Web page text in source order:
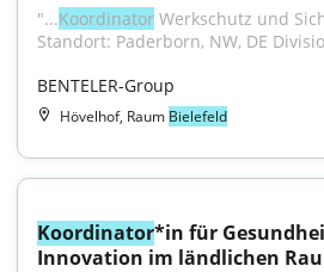
"...Koordinator Werkschutz und
Standort: Paderborn, NW, DE
BENTELER-Group
Hövelhof, Raum Bielefeld
Koordinator*in für
Innovation im ländlichen